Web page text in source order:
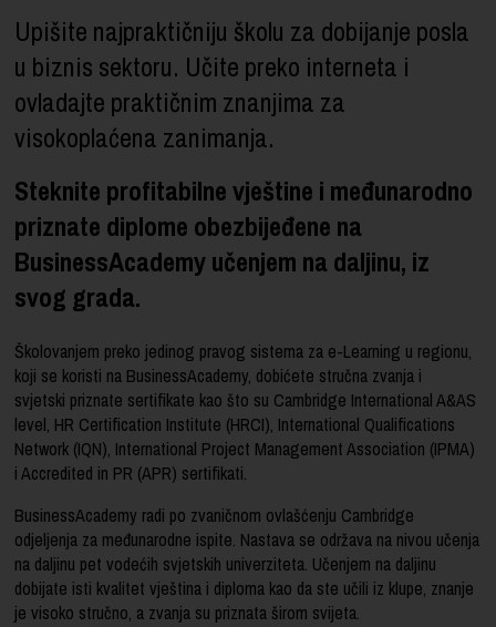
Upišite najpraktičniju školu za dobijanje posla
u biznis sektoru. Učite preko interneta i
ovladajte praktičnim znanjima za
visokoplaćena zanimanja.
Steknite profitabilne vještine i međunarodno
priznate diplome obezbijeđene na
BusinessAcademy učenjem na daljinu, iz
svog grada.
Školovanjem preko jedinog pravog sistema za e-Learning u regionu,
koji se koristi na BusinessAcademy, dobićete stručna zvanja i
svjetski priznate sertifikate kao što su Cambridge International A&AS
level, HR Certification Institute (HRCI), International Qualifications
Network (IQN), International Project Management Association (IPMA)
i Accredited in PR (APR) sertifikati.
BusinessAcademy radi po zvaničnom ovlašćenju Cambridge
odjeljenja za međunarodne ispite. Nastava se održava na nivou učenja
na daljinu pet vodećih svjetskih univerziteta. Učenjem na daljinu
dobijate isti kvalitet vještina i diploma kao da ste učili iz klupe, znanje
je visoko stručno, a zvanja su priznata širom svijeta.